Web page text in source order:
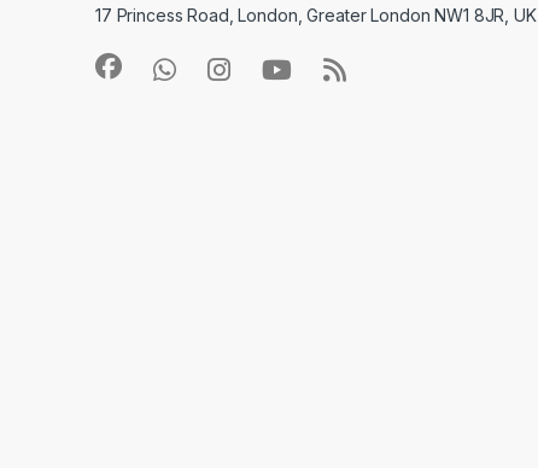
17 Princess Road, London, Greater London NW1 8JR, UK